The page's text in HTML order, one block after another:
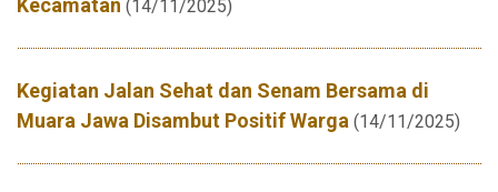
Kecamatan (14/11/2025)
Kegiatan Jalan Sehat dan Senam Bersama di
Muara Jawa Disambut Positif Warga (14/11/2025)